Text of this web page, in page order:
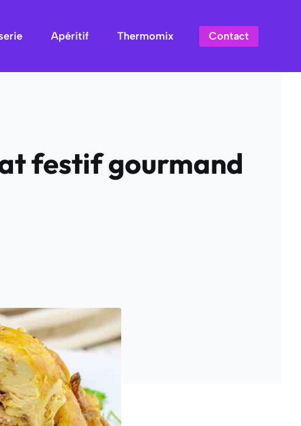
Apéritif Thermomix Contact
festif gourmand